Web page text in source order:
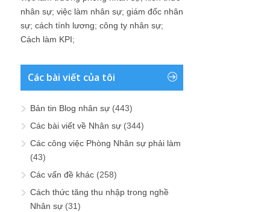
nhân sự; việc làm nhân sự; giám đốc nhân
sự; cách tính lương; công ty nhân sự;
Cách làm KPI;
Các bài viết của tôi
Bản tin Blog nhân sự (443)
Các bài viết về Nhân sự (344)
Các công việc Phòng Nhân sự phải làm
(43)
Các vấn đề khác (258)
Cách thức tăng thu nhập trong nghề
Nhân sự (31)